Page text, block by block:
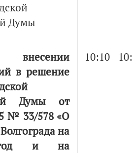
Думы
в решение
Думы от
№ 33/578 «О
на
и на
10:10 -